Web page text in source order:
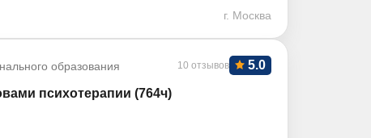
г. Москва
образования 10 отзывов 5.0
психотерапии (764ч)